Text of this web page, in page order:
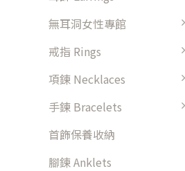
無耳洞女性專館
戒指 Rings
項鍊 Necklaces
手鍊 Bracelets
首飾保養收納
腳鍊 Anklets